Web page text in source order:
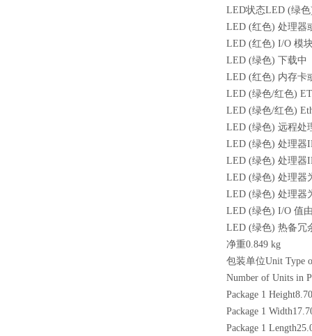
LED状态LED (绿
LED (红色) 处理器
LED (红色) I/O 模
LED (绿色) 下载中
LED (红色) 内存卡
LED (绿色/红色)
LED (绿色/红色)
LED (绿色) 远程处
LED (绿色) 处理器
LED (绿色) 处理器
LED (绿色) 处理器
LED (绿色) 处理器
LED (绿色) I/O 值
LED (绿色) 热备冗
净重0.849 kg
包装单位Unit Type
Number of Units in
Package 1
Package 1
Package 1